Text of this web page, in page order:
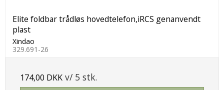
Elite foldbar trådløs hovedtelefon,iRCS genanvendt
plast
Xindao
329.691-26
174,00 DKK v/ 5 stk.